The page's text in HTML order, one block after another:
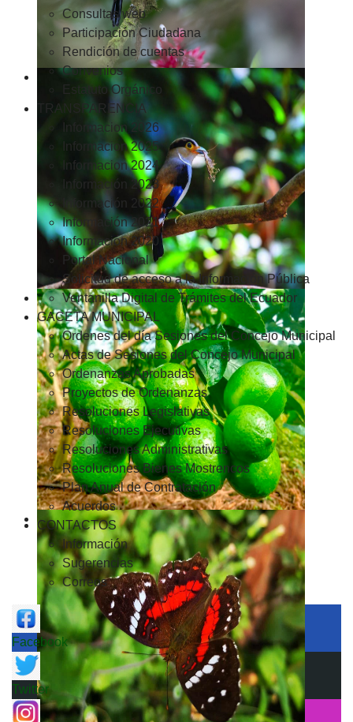
Consultas web
Participación Ciudadana
Rendición de cuentas
Convenios
Estatuto Orgánico
TRANSPARENCIA
Informacion 2026
Informacion 2025
Informacion 2024
Información 2023
Información 2022
Información 2021
Información 2020
Portal Nacional
Solicitud de acceso a la Información Pública
Ventanilla Digital de Trámites del Ecuador
GACETA MUNICIPAL
Ordenes del día Sesiones del Concejo Municipal
Actas de Sesiones del Concejo Municipal
Ordenanzas Aprobadas
Proyectos de Ordenanzas
Resoluciones Legislativas
Resoluciones Ejecutivas
Resoluciones Administrativas
Resoluciones Bienes Mostrencos
Plan Anual de Contratación
Acuerdos
CONTACTOS
Información
Sugerencias
Correos
Facebook
Twitter